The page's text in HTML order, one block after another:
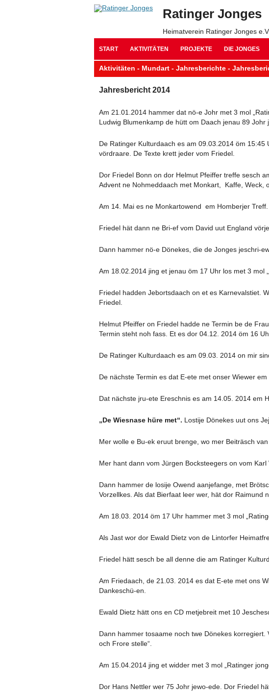
Ratinger Jonges
Heimatverein Ratinger Jonges
START AKTIVITÄTEN PROJEKTE DIE JONGES
Aktivitäten - Mundart - Jahresberichte -
Jahresbericht 2014
Am 21.01.2014 hammer dat nö-e Johr met 3 mol
Ludwig Blumenkamp de hütt om Daach jenau 89 Johr
De Ratinger Kulturdaach es am 09.03.2014 öm
vördraare. De Texte krett jeder vom Friedel.
Dor Friedel Bonn on dor Helmut Pfeiffer treffe sesch
Advent ne Nohmeddaach met Monkart, Kaffe, Weck,
Am 14. Mai es ne Monkartowend em Homberjer
Friedel hät dann ne Bri-ef vom David uut England
Dann hammer nö-e Dönekes, die de Jonges jeschri-
Am 18.02.2014 jing et jenau öm 17 Uhr los met 3 mol
Friedel hadden Jebortsdaach on et es Karnevalstiet.
Friedel.
Helmut Pfeiffer on Friedel hadde ne Termin be de
Termin steht noh fass. Et es dor 04.12. 2014 öm 16
De Ratinger Kulturdaach es am 09.03. 2014 on mir
De nächste Termin es dat E-ete met onser Wiewer
Dat nächste jru-ete Ereschnis es am 14.05. 2014 em
„De Wiesnase hüre met“. Lostije Dönekes uut ons
Mer wolle e Bu-ek eruut brenge, wo mer Beiträsch
Mer hant dann vom Jürgen Bocksteegers on vom
Dann hammer de losije Owend aanjefange, met
Vorzellkes. Als dat Bierfaat leer wer, hät dor Raimund
Am 18.03. 2014 öm 17 Uhr hammer met 3 mol
Als Jast wor dor Ewald Dietz von de Lintorfer
Friedel hätt sesch be all denne die am Ratinger
Am Friedaach, de 21.03. 2014 es dat E-ete met ons
Dankeschü-en.
Ewald Dietz hätt ons en CD metjebreit met 10
Dann hammer tosaame noch twe Dönekes korregiert.
och Frore stelle“.
Am 15.04.2014 jing et widder met 3 mol „Ratinger
Dor Hans Nettler wer 75 Johr jewo-ede. Dor Friedel